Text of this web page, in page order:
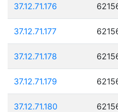
37.12.71.176
37.12.71.177
37.12.71.178
37.12.71.179
37.12.71.180